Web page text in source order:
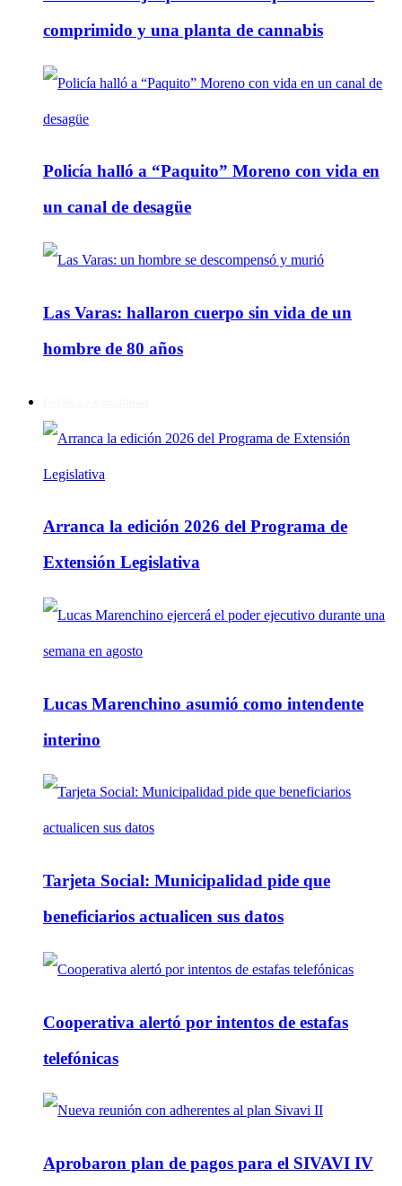
comprimido y una planta de cannabis
Policía halló a “Paquito” Moreno con vida en
un canal de desagüe
Las Varas: hallaron cuerpo sin vida de un
hombre de 80 años
Arranca la edición 2026 del Programa de
Extensión Legislativa
Lucas Marenchino asumió como intendente
interino
Tarjeta Social: Municipalidad pide que
beneficiarios actualicen sus datos
Cooperativa alertó por intentos de estafas
telefónicas
Aprobaron plan de pagos para el SIVAVI IV